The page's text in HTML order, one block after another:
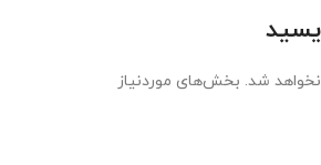
شد. بخش‌های موردنیاز